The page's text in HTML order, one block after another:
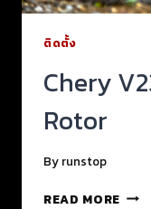
ติดตั้ง
Chery
Rotor
By runstop
READ MORE